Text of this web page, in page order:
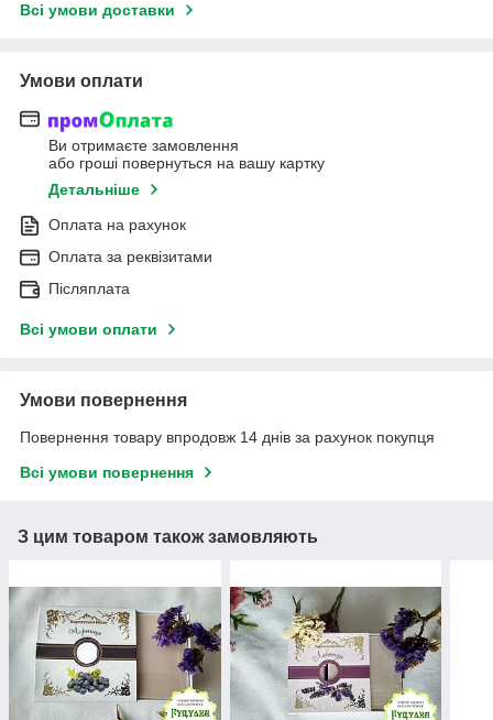
Всі умови доставки
Умови оплати
Ви отримаєте замовлення
або гроші повернуться на вашу картку
Детальніше
Оплата на рахунок
Оплата за реквізитами
Післяплата
Всі умови оплати
Умови повернення
Повернення товару впродовж 14 днів за рахунок покупця
Всі умови повернення
З цим товаром також замовляють